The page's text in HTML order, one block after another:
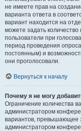
не имеете прав на
варианта ответа в
вариант находится на
можете задать
пользователи при
период проведения
постоянным) и
они проголосовали.
Вернуться к началу
Почему я не могу
Ограничение количества
администратором
вариантов, превышающее
администратором